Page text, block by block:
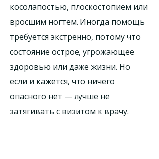
косолапостью, плоскостопием или
вросшим ногтем. Иногда помощь
требуется экстренно, потому что
состояние острое, угрожающее
здоровью или даже жизни. Но
если и кажется, что ничего
опасного нет — лучше не
затягивать с визитом к врачу.